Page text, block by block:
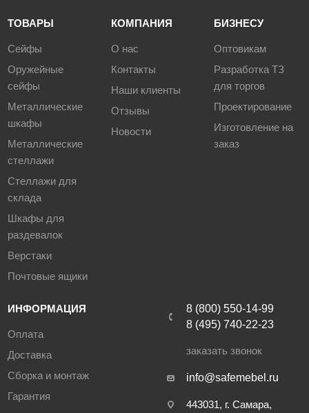
ТОВАРЫ
Сейфы
Оружейные
сейфы
Металлические
шкафы
Металлические
стеллажи
Стеллажи для
склада
Шкафы для
раздевалок
Верстаки
Почтовые ящики
КОМПАНИЯ
О нас
Контакты
Наши клиенты
Отзывы
Новости
БИЗНЕСУ
Оптовикам
Разработка ТЗ
для торгов
Проектирование
Изготовление на
заказ
ИНФОРМАЦИЯ
Оплата
Доставка
Сборка и монтаж
Гарантия
8 (800) 550-14-99
8 (495) 740-22-23
заказать звонок
info@safemebel.ru
443031, г. Самара,